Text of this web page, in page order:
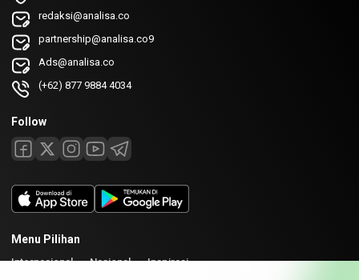
redaksi@analisa.co
partnership@analisa.co9
Ads@analisa.co
(+62) 877 9884 4034
Follow
Menu Pilihan
Internasional Nasional Inspirasi